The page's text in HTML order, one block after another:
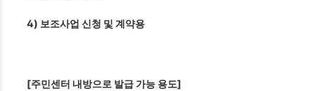
4) 보조사업 신청 및 계약용
[주민센터 내방으로 발급 가능 용도]